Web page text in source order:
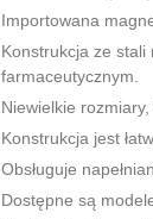
Importowana
Konstrukcja ze stali
farmaceutycznym.
Niewielkie
Konstrukcja jest
Obsługuje
Dostępne są